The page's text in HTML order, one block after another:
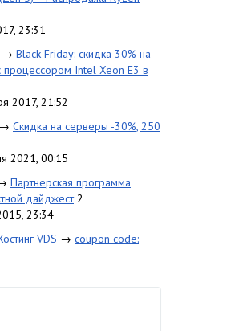
23:31
→ Black Friday: скидка 30% на
Intel Xeon E3 в
2017, 21:52
→ Скидка на серверы -30%, 250
2021, 00:15
Партнерская программа
дайджест 2
23:34
VDS → coupon code: